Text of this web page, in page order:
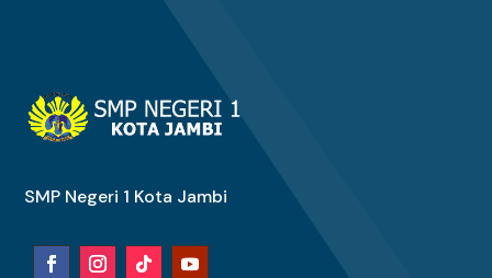
SMP Negeri 1 Kota Jambi